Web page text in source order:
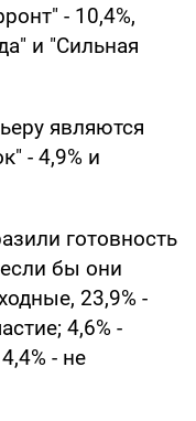
- 10,4%,
и "Сильная
являются
- 4,9% и
готовность
бы они
23,9% -
4,6% -
- не